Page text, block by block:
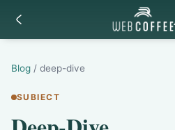
Blog / deep-dive
SUBIECT